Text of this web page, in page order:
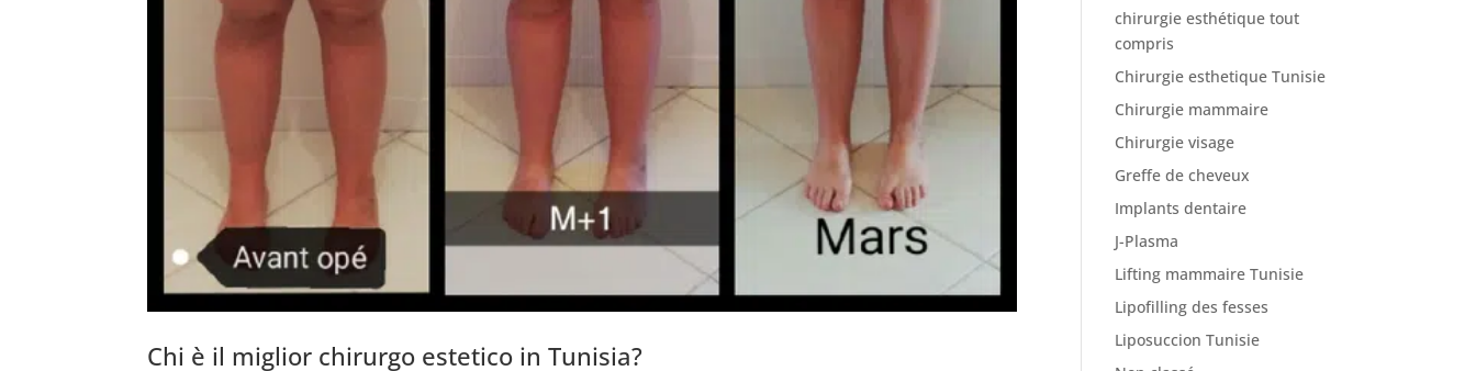
Chi è il miglior chirurgo estetico in Tunisia?
chirurgie esthétique tout
compris
Chirurgie esthetique Tunisie
Chirurgie mammaire
Chirurgie visage
Greffe de cheveux
Implants dentaire
J-Plasma
Lifting mammaire Tunisie
Lipofilling des fesses
Liposuccion Tunisie